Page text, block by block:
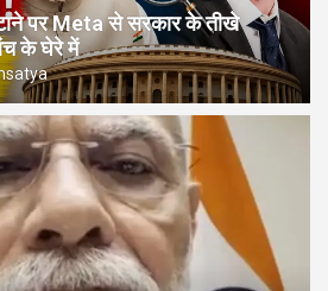
पर Meta से सरकार के तीखे
के घेरे में